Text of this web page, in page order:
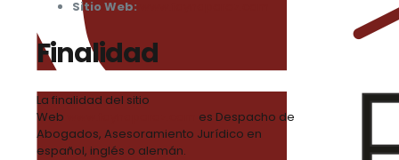
Sitio Web:
Finalidad
La finalidad del sitio
Web
es Despacho de
Abogados, Asesoramiento Jurídico en
español, inglés o alemán.